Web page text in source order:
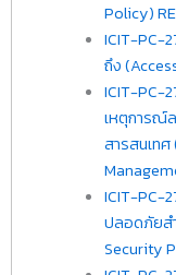
Policy)
ICIT-PC-
ถึง
ICIT-PC-
เหตุการณ์
สารสนเท
ICIT-PC-
ปลอดภัยส
Security